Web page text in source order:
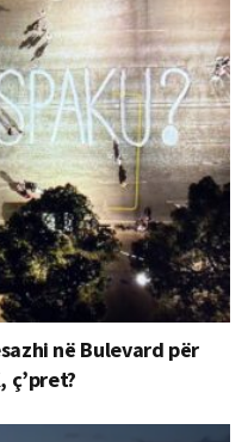
në Bulevard për
ç’pret?